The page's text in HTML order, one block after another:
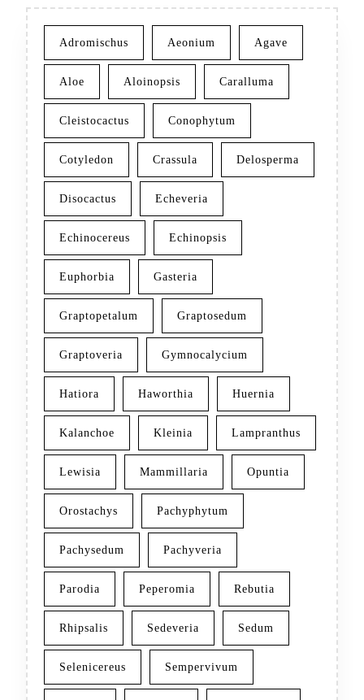
Adromischus Aeonium Agave
Aloe Aloinopsis Caralluma
Cleistocactus Conophytum
Cotyledon Crassula Delosperma
Disocactus Echeveria
Echinocereus Echinopsis
Euphorbia Gasteria
Graptopetalum Graptosedum
Graptoveria Gymnocalycium
Hatiora Haworthia Huernia
Kalanchoe Kleinia Lampranthus
Lewisia Mammillaria Opuntia
Orostachys Pachyphytum
Pachysedum Pachyveria
Parodia Peperomia Rebutia
Rhipsalis Sedeveria Sedum
Selenicereus Sempervivum